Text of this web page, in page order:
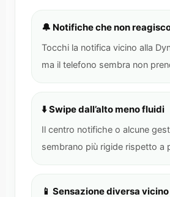
🔔 Notifiche che non
Tocchi la notifica vicino alla
ma il telefono sembra non
⬇️ Swipe dall’alto meno fluidi
Il centro notifiche o alcune
sembrano più rigide rispetto a
📱 Sensazione diversa